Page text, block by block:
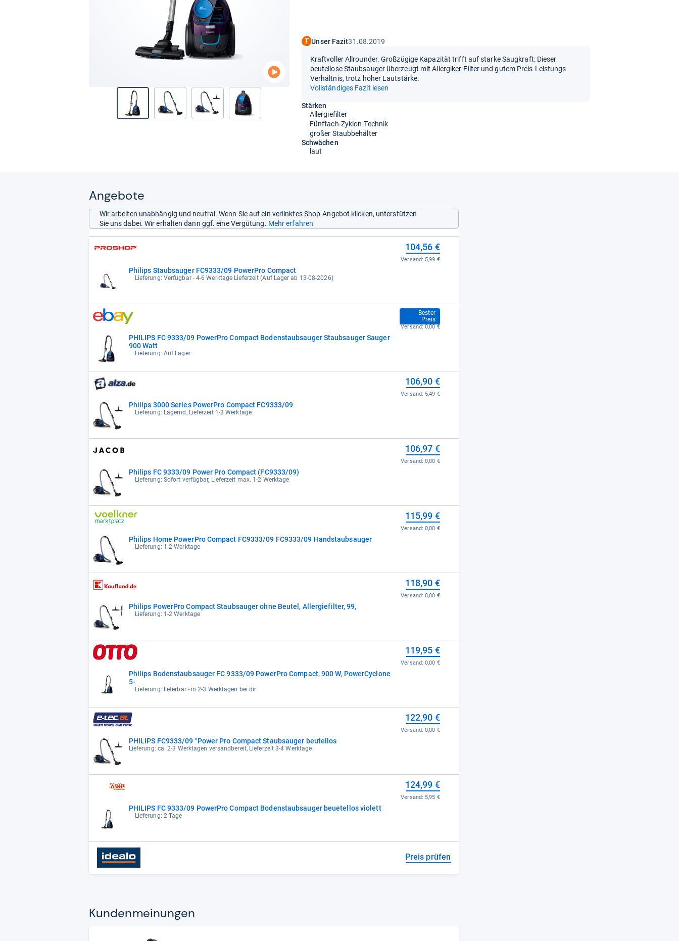
nächste
Unser Fazit31.08.2019
Kraftvoller Allrounder. Großzügige Kapazität trifft auf starke Saugkraft: Dieser
beutellose Staubsauger überzeugt mit Allergiker-Filter und gutem Preis-Leistungs-
Verhältnis, trotz hoher Lautstärke.
Vollständiges Fazit lesen
Stärken
Allergiefilter
Fünffach-Zyklon-Technik
großer Staubbehälter
Schwächen
laut
Angebote
Wir arbeiten unabhängig und neutral. Wenn Sie auf ein verlinktes Shop-Angebot klicken, unterstützen
Sie uns dabei. Wir erhalten dann ggf. eine Vergütung. Mehr erfahren
Philips Staubsauger FC9333/09 PowerPro Compact
Lieferung: Verfügbar - 4-6 Werktage Lieferzeit (Auf Lager ab 13-08-2026)
104,56 €
Versand: 5,99 €
PHILIPS FC 9333/09 PowerPro Compact Bodenstaubsauger Staubsauger Sauger
900 Watt
Lieferung: Auf Lager
Bester
Preis
104,95 €
Versand:0,00 €
Philips 3000 Series PowerPro Compact FC9333/09
Lieferung: Lagernd, Lieferzeit 1-3 Werktage
106,90 €
Versand: 5,49 €
Philips FC 9333/09 Power Pro Compact (FC9333/09)
Lieferung: Sofort verfügbar, Lieferzeit max. 1-2 Werktage
106,97 €
Versand:0,00 €
Philips Home PowerPro Compact FC9333/09 FC9333/09 Handstaubsauger
Lieferung: 1-2 Werktage
115,99 €
Versand:0,00 €
Philips PowerPro Compact Staubsauger ohne Beutel, Allergiefilter, 99,
Lieferung: 1-2 Werktage
118,90 €
Versand:0,00 €
Philips Bodenstaubsauger FC 9333/09 PowerPro Compact, 900 W, PowerCyclone
5-
Lieferung: lieferbar - in 2-3 Werktagen bei dir
119,95 €
Versand:0,00 €
PHILIPS FC9333/09 "Power Pro Compact Staubsauger beutellos
Lieferung: ca. 2-3 Werktagen versandbereit, Lieferzeit 3-4 Werktage
122,90 €
Versand:0,00 €
PHILIPS FC 9333/09 PowerPro Compact Bodenstaubsauger beuetellos violett
Lieferung: 2 Tage
124,99 €
Versand: 5,95 €
Preis prüfen
Kun­den­mei­nun­gen